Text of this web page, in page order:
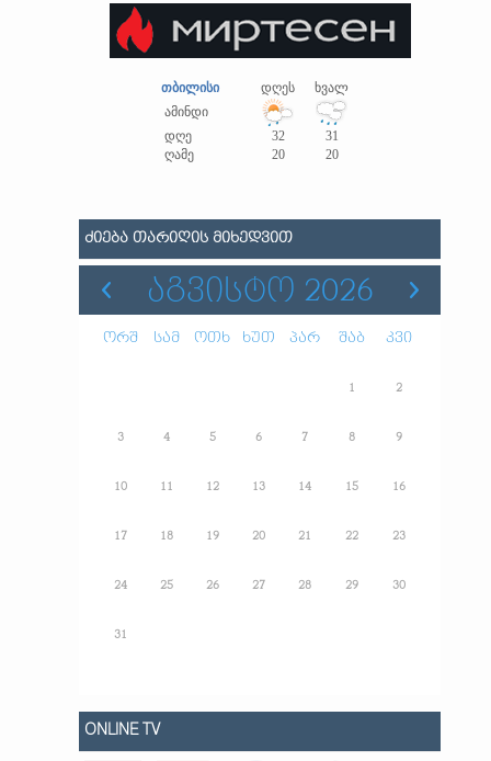
თბილისი დღეს
ხვალ
ამინდი
დღე
32
31
ღამე
20 20
ᲫᲘᲔᲑᲐ ᲗᲐᲠᲘᲦᲘᲡ ᲛᲘᲮᲔᲓᲕᲘᲗ
ᲐᲒᲕᲘᲡᲢᲝ 2026
ორშ სამ ოთხ ხუთ პარ შაბ კვი
1 2
3 4 5 6 7 8 9
10 11 12 13 14 15 16
17 18 19 20 21 22 23
24 25 26 27 28 29 30
31
ONLINE TV